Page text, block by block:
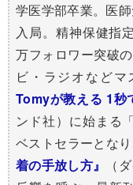
学医学部卒業。医
入局。精神保健指
万フォロワー突破の​
ビ・ラジオなど
Tomyが教える 1秒
ンド社）に始まる
ベストセラーとなり
着の手放し方』
（